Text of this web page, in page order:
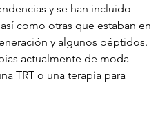
y se han incluido
como otras que estaban en
y algunos péptidos.
actualmente de moda
TRT o una terapia para